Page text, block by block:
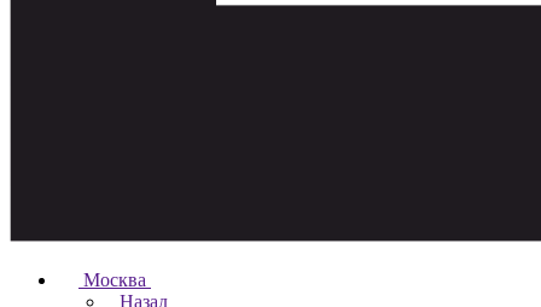
Москва
Назад